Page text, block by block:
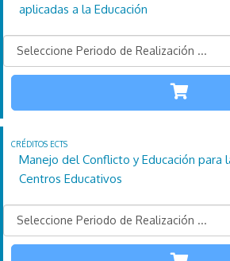
aplicadas a la Educación
110 4Créditos
Más información
Manejo del Conflicto y Educación para
Centros Educativos